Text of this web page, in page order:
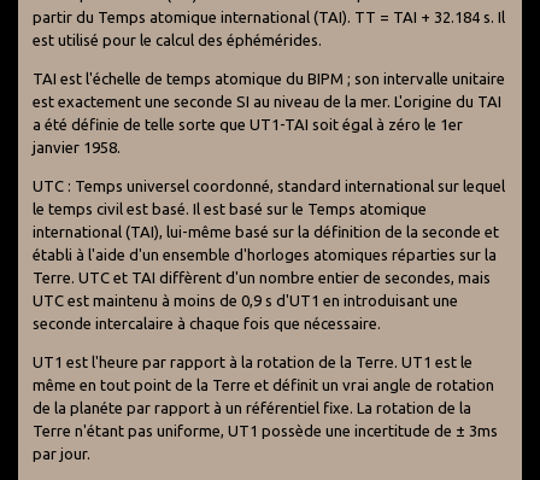
partir du Temps atomique international (TAI). TT = TAI + 32.184 s. Il
est utilisé pour le calcul des éphémérides.
TAI est l'échelle de temps atomique du BIPM ; son intervalle unitaire
est exactement une seconde SI au niveau de la mer. L'origine du TAI
a été définie de telle sorte que UT1-TAI soit égal à zéro le 1er
janvier 1958.
UTC : Temps universel coordonné, standard international sur lequel
le temps civil est basé. Il est basé sur le Temps atomique
international (TAI), lui-même basé sur la définition de la seconde et
établi à l'aide d'un ensemble d'horloges atomiques réparties sur la
Terre. UTC et TAI diffèrent d'un nombre entier de secondes, mais
UTC est maintenu à moins de 0,9 s d'UT1 en introduisant une
seconde intercalaire à chaque fois que nécessaire.
UT1 est l'heure par rapport à la rotation de la Terre. UT1 est le
même en tout point de la Terre et définit un vrai angle de rotation
de la planéte par rapport à un référentiel fixe. La rotation de la
Terre n'étant pas uniforme, UT1 possède une incertitude de ± 3ms
par jour.